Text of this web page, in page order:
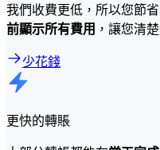
我們收費更低，所以您節
前顯示所有費用 ，讓您清
少花錢
更快的轉賬